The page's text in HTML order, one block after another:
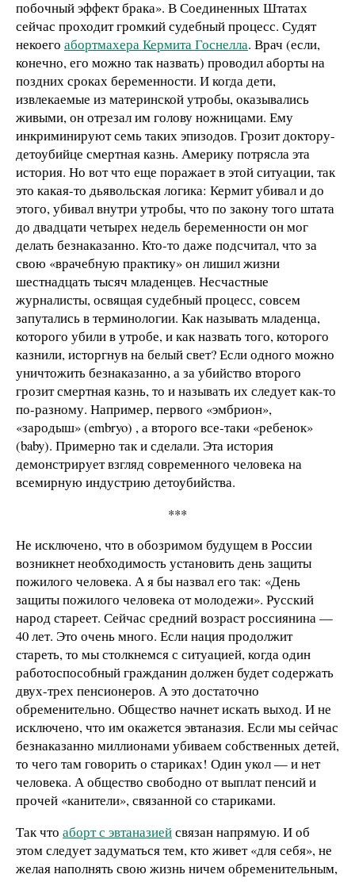
побочный эффект брака». В Соединенных Штатах
сейчас проходит громкий судебный процесс. Судят
некоего абортмахера Кермита Госнелла. Врач (если,
конечно, его можно так назвать) проводил аборты на
поздних сроках беременности. И когда дети,
извлекаемые из материнской утробы, оказывались
живыми, он отрезал им голову ножницами. Ему
инкриминируют семь таких эпизодов. Грозит доктору-
детоубийце смертная казнь. Америку потрясла эта
история. Но вот что еще поражает в этой ситуации, так
это какая-то дьявольская логика: Кермит убивал и до
этого, убивал внутри утробы, что по закону того штата
до двадцати четырех недель беременности он мог
делать безнаказанно. Кто-то даже подсчитал, что за
свою «врачебную практику» он лишил жизни
шестнадцать тысяч младенцев. Несчастные
журналисты, освящая судебный процесс, совсем
запутались в терминологии. Как называть младенца,
которого убили в утробе, и как назвать того, которого
казнили, исторгнув на белый свет? Если одного можно
уничтожить безнаказанно, а за убийство второго
грозит смертная казнь, то и называть их следует как-то
по-разному. Например, первого «эмбрион»,
«зародыш» (embryo) , а второго все-таки «ребенок»
(baby). Примерно так и сделали. Эта история
демонстрирует взгляд современного человека на
всемирную индустрию детоубийства.
***
Не исключено, что в обозримом будущем в России
возникнет необходимость установить день защиты
пожилого человека. А я бы назвал его так: «День
защиты пожилого человека от молодежи». Русский
народ стареет. Сейчас средний возраст россиянина —
40 лет. Это очень много. Если нация продолжит
стареть, то мы столкнемся с ситуацией, когда один
работоспособный гражданин должен будет содержать
двух-трех пенсионеров. А это достаточно
обременительно. Общество начнет искать выход. И не
исключено, что им окажется эвтаназия. Если мы сейчас
безнаказанно миллионами убиваем собственных детей,
то чего там говорить о стариках! Один укол — и нет
человека. А общество свободно от выплат пенсий и
прочей «канители», связанной со стариками.
Так что аборт с эвтаназиейсвязан напрямую. И об
этом следует задуматься тем, кто живет «для себя», не
желая наполнять свою жизнь ничем обременительным,